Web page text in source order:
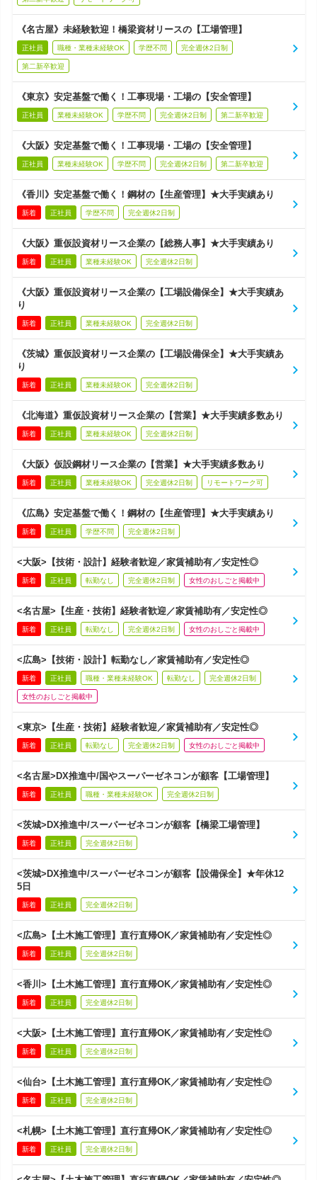
《名古屋》未経験歓迎！橋梁資材リースの【工場管理】
正社員 職種・業種未経験OK 学歴不問 完全週休2日制
第二新卒歓迎
《東京》安定基盤で働く！工事現場・工場の【安全管理】
正社員 業種未経験OK 学歴不問 完全週休2日制 第二新卒歓迎
《大阪》安定基盤で働く！工事現場・工場の【安全管理】
正社員 業種未経験OK 学歴不問 完全週休2日制 第二新卒歓迎
《香川》安定基盤で働く！鋼材の【生産管理】★大手実績あり
新着 正社員 学歴不問 完全週休2日制
《大阪》重仮設資材リース企業の【総務人事】★大手実績あり
新着 正社員 業種未経験OK 完全週休2日制
《大阪》重仮設資材リース企業の【工場設備保全】★大手実績あ
り
新着 正社員 業種未経験OK 完全週休2日制
《茨城》重仮設資材リース企業の【工場設備保全】★大手実績あ
り
新着 正社員 業種未経験OK 完全週休2日制
《北海道》重仮設資材リース企業の【営業】★大手実績多数あり
新着 正社員 業種未経験OK 完全週休2日制
《大阪》仮設鋼材リース企業の【営業】★大手実績多数あり
新着 正社員 業種未経験OK 完全週休2日制 リモートワーク可
《広島》安定基盤で働く！鋼材の【生産管理】★大手実績あり
新着 正社員 学歴不問 完全週休2日制
<大阪>【技術・設計】経験者歓迎／家賃補助有／安定性◎
新着 正社員 転勤なし 完全週休2日制 女性のおしごと掲載中
<名古屋>【生産・技術】経験者歓迎／家賃補助有／安定性◎
新着 正社員 転勤なし 完全週休2日制 女性のおしごと掲載中
<広島>【技術・設計】転勤なし／家賃補助有／安定性◎
新着 正社員 職種・業種未経験OK 転勤なし 完全週休2日制
女性のおしごと掲載中
<東京>【生産・技術】経験者歓迎／家賃補助有／安定性◎
新着 正社員 転勤なし 完全週休2日制 女性のおしごと掲載中
<名古屋>DX推進中/国やスーパーゼネコンが顧客【工場管理】
新着 正社員 職種・業種未経験OK 完全週休2日制
<茨城>DX推進中/スーパーゼネコンが顧客【橋梁工場管理】
新着 正社員 完全週休2日制
<茨城>DX推進中/スーパーゼネコンが顧客【設備保全】★年休12
5日
新着 正社員 完全週休2日制
<広島>【土木施工管理】直行直帰OK／家賃補助有／安定性◎
新着 正社員 完全週休2日制
<香川>【土木施工管理】直行直帰OK／家賃補助有／安定性◎
新着 正社員 完全週休2日制
<大阪>【土木施工管理】直行直帰OK／家賃補助有／安定性◎
新着 正社員 完全週休2日制
<仙台>【土木施工管理】直行直帰OK／家賃補助有／安定性◎
新着 正社員 完全週休2日制
<札幌>【土木施工管理】直行直帰OK／家賃補助有／安定性◎
新着 正社員 完全週休2日制